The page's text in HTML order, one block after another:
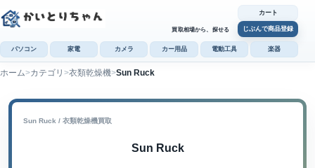
買取相場から、探せる
カート
じぶんで商品登録
パソコン 家電 カメラ カー用品 電動工具 楽器
ホーム カテゴリ 衣類乾燥機 Sun Ruck
Sun Ruck / 衣類乾燥機買取
Sun Ruck